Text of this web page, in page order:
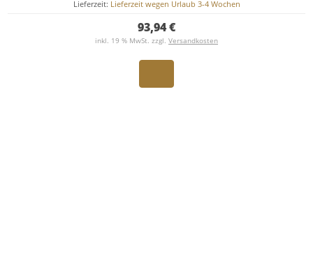
Lieferzeit: Lieferzeit wegen Urlaub 3-4 Wochen
93,94 €
inkl. 19 % MwSt. zzgl. Versandkosten